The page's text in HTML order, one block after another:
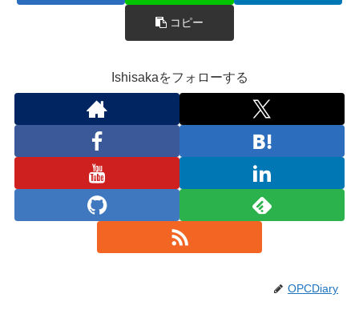
コピー
Ishisakaをフォローする
OPCDiary